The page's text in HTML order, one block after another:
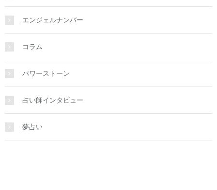
エンジェルナンバー
コラム
パワーストーン
占い師インタビュー
夢占い